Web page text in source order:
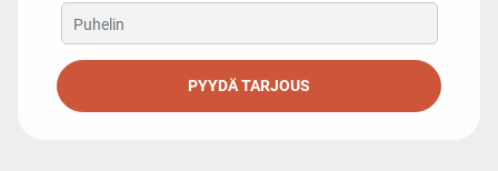
PYYDÄ TARJOUS